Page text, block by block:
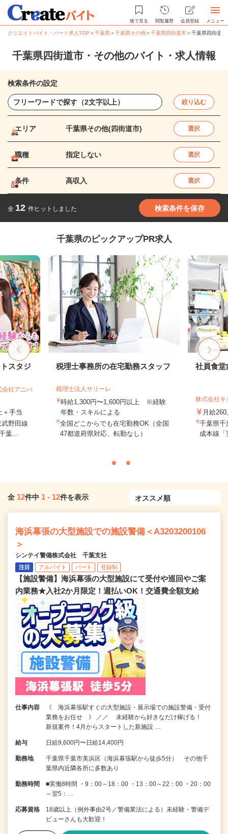
後で見る 閲覧履歴 会員登録 メニュー
クリエイトバイト・パート求人TOP ＞千葉県＞千葉県その他＞千葉県四街道市＞千葉県四街道
千葉県四街道市・その他のバイト・求人情報
検索条件の設定
絞り込む
エリア 千葉県その他(四街道市) 選択
職種 指定しない 選択
条件 高収入 選択
全 12 件ヒットしました 検索条件を保存
千葉県のピックアップPR求人
スタジ
社アニバ
＋手当
野田線
葉...
税理士事務所の在宅勤務スタッフ
税理士法人サリーレ
時給1,300円〜1,600円以上 ※経験
年数・スキルによる
全国どこからでも在宅勤務OK（全国
47都道府県対応、転勤なし）
社員食堂
株式会社キ
月給
千葉県千
成本線
全 12件中 1 - 12件を表示
海浜幕張の大型施設での施設警備＜A3203200106
＞
シンテイ警備株式会社 千葉支社
注目 アルバイト パート 登録制
【施設警備】海浜幕張の大型施設にて受付や巡回やご案
内業務★入社2か月限定！週払いOK！交通費全額支給
仕事内容
《 海浜幕張駅すぐの大型施設・展示場での施設警備・受付
業務をお任せ 》 ／／ 未経験から好きなだけ稼げる！
新規案件！4月からスタートした新施設 …
給与 日給9,600円〜日給14,400円
勤務地
千葉県千葉市美浜区（海浜幕張駅から徒歩5分） その他千
葉県内近隣各所に多数あり
勤務時間
■実働8時間 ・9：00～18：00 ・13：00～22：00 ・20：00
～翌5：…
応募資格
18歳以上（例外事由2号／警備業法による）未経験・警備デ
ビューさんも大歓迎！